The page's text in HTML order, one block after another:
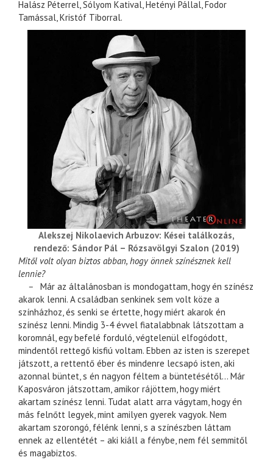
Halász Péterrel, Sólyom Katival, Hetényi Pállal, Fodor
Tamással, Kristóf Tiborral.
Alekszej Nikolaevich Arbuzov: Kései találkozás,
rendező: Sándor Pál – Rózsavölgyi Szalon (2019)
Mitől volt olyan biztos abban, hogy önnek színésznek kell
lennie?
– Már az általánosban is mondogattam, hogy én színész
akarok lenni. A családban senkinek sem volt köze a
színházhoz, és senki se értette, hogy miért akarok én
színész lenni. Mindig 3-4 évvel fiatalabbnak látszottam a
koromnál, egy befelé forduló, végtelenül elfogódott,
mindentől rettegő kisfiú voltam. Ebben az isten is szerepet
játszott, a rettentő éber és mindenre lecsapó isten, aki
azonnal büntet, s én nagyon féltem a büntetésétől… Már
Kaposváron játszottam, amikor rájöttem, hogy miért
akartam színész lenni. Tudat alatt arra vágytam, hogy én
más felnőtt legyek, mint amilyen gyerek vagyok. Nem
akartam szorongó, félénk lenni, s a színészben láttam
ennek az ellentétét – aki kiáll a fénybe, nem fél semmitől
és magabiztos.